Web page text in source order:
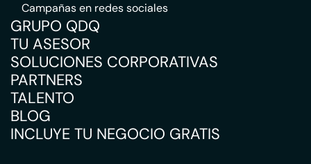
Campañas en redes sociales
GRUPO QDQ
TU ASESOR
SOLUCIONES CORPORATIVAS
PARTNERS
TALENTO
BLOG
INCLUYE TU NEGOCIO GRATIS